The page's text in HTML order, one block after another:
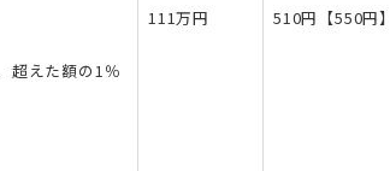
超えた額の1％
111万円 510円【550円】